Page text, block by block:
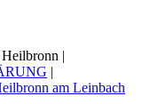
|
|
am Leinbach